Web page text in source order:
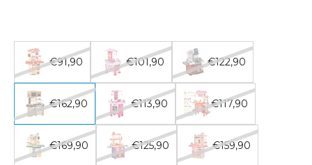
€91,90 €101,90 €122,90
€162,90 €113,90 €117,90
€169,90 €125,90 €159,90